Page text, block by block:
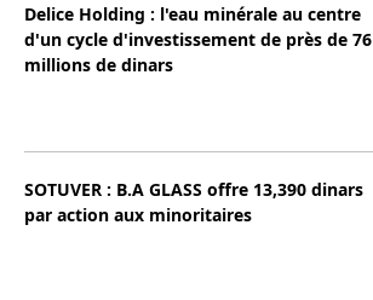
Delice Holding : l'eau minérale au centre
d'un cycle d'investissement de près de 76
millions de dinars
SOTUVER : B.A GLASS offre 13,390 dinars
par action aux minoritaires